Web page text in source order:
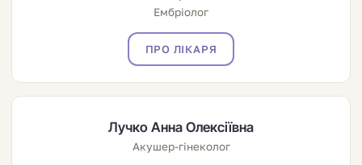
Ембріолог
ПРО ЛІКАРЯ
Лучко Анна Олексіївна
Акушер-гінеколог